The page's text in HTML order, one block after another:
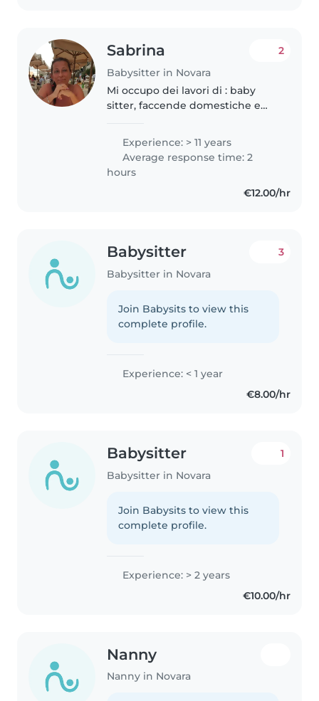
Sabrina
Babysitter in Novara
2
Mi occupo dei lavori di : baby
sitter, faccende domestiche e
e indipendenti Mi piace stare all
aria aperta il più possibile, amo i
bambini e gli..
Experience: > 11 years
Average response time: 2
hours
€12.00/hr
Babysitter
Babysitter in Novara
3
Join Babysits to view this
complete profile.
Experience: < 1 year
€8.00/hr
Babysitter
Babysitter in Novara
1
Join Babysits to view this
complete profile.
Experience: > 2 years
€10.00/hr
Nanny
Nanny in Novara